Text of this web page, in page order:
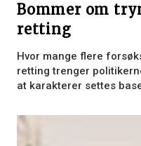
Bommer om
retting
Hvor mange flere
retting trenger
at karakterer settes